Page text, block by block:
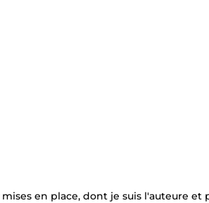
en place, dont je suis l'auteure et